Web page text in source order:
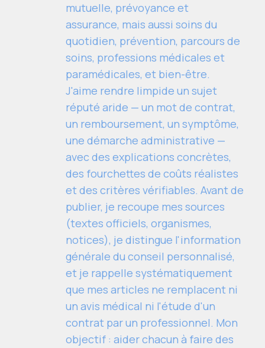
mutuelle, prévoyance et
assurance, mais aussi soins du
quotidien, prévention, parcours de
soins, professions médicales et
paramédicales, et bien-être.
J'aime rendre limpide un sujet
réputé aride — un mot de contrat,
un remboursement, un symptôme,
une démarche administrative —
avec des explications concrètes,
des fourchettes de coûts réalistes
et des critères vérifiables. Avant de
publier, je recoupe mes sources
(textes officiels, organismes,
notices), je distingue l'information
générale du conseil personnalisé,
et je rappelle systématiquement
que mes articles ne remplacent ni
un avis médical ni l'étude d'un
contrat par un professionnel. Mon
objectif : aider chacun à faire des